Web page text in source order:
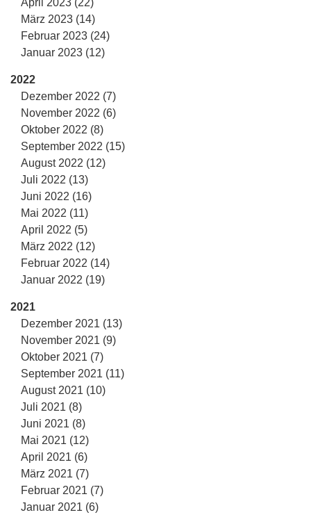
April 2023 (22)
März 2023 (14)
Februar 2023 (24)
Januar 2023 (12)
2022
Dezember 2022 (7)
November 2022 (6)
Oktober 2022 (8)
September 2022 (15)
August 2022 (12)
Juli 2022 (13)
Juni 2022 (16)
Mai 2022 (11)
April 2022 (5)
März 2022 (12)
Februar 2022 (14)
Januar 2022 (19)
2021
Dezember 2021 (13)
November 2021 (9)
Oktober 2021 (7)
September 2021 (11)
August 2021 (10)
Juli 2021 (8)
Juni 2021 (8)
Mai 2021 (12)
April 2021 (6)
März 2021 (7)
Februar 2021 (7)
Januar 2021 (6)